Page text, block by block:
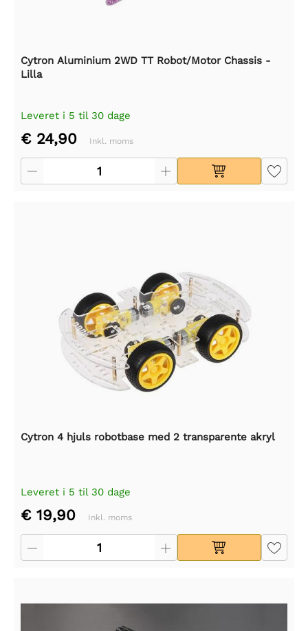
Cytron Aluminium 2WD TT Robot/Motor Chassis -
Lilla
Leveret i 5 til 30 dage
€ 24,90 Inkl. moms
Cytron 4 hjuls robotbase med 2 transparente akryl
Leveret i 5 til 30 dage
€ 19,90 Inkl. moms